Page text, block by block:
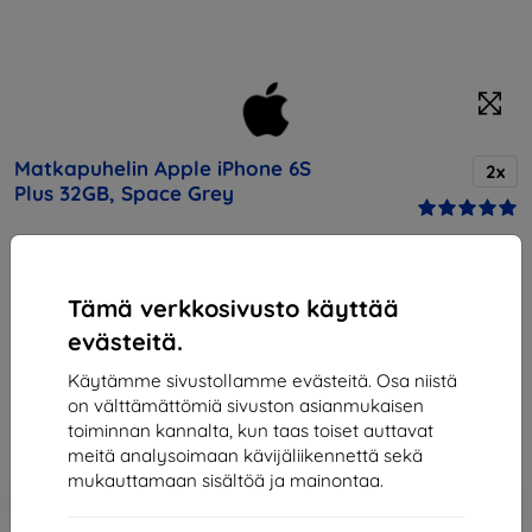
Tämä verkkosivusto käyttää
evästeitä.
Käytämme sivustollamme evästeitä. Osa niistä
on välttämättömiä sivuston asianmukaisen
toiminnan kannalta, kun taas toiset auttavat
meitä analysoimaan kävijäliikennettä sekä
mukauttamaan sisältöä ja mainontaa.
Matkapuhelin Apple iPhone 6S
Plus 32GB, Space Grey
2x
lisävarusteista!
381,90 €
343,71 €
Alennus kupongilla